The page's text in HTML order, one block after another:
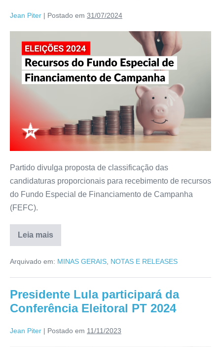
Jean Piter | Postado em 31/07/2024
Partido divulga proposta de classificação das
candidaturas proporcionais para recebimento de recursos
do Fundo Especial de Financiamento de Campanha
(FEFC).
Leia mais
Arquivado em: MINAS GERAIS, NOTAS E RELEASES
Presidente Lula participará da
Conferência Eleitoral PT 2024
Jean Piter | Postado em 11/11/2023